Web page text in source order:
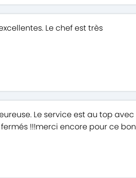
Le chef est très
Le service est au top avec
!!!merci encore pour ce bon